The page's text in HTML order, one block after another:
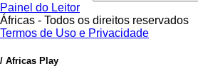
Painel do Leitor
Áfricas - Todos os direitos reservados
Termos de Uso e Privacidade
/ Africas Play